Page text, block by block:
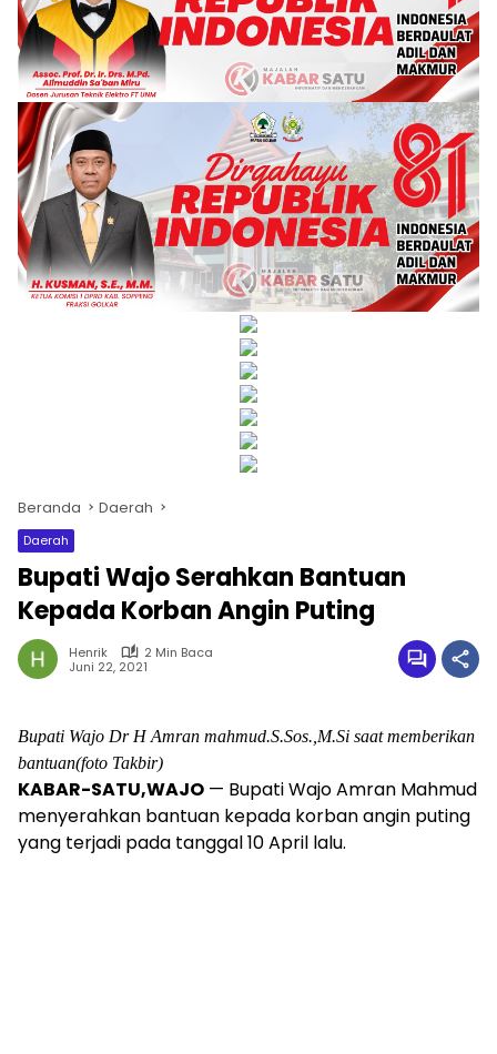
Beranda Daerah
Daerah
Bupati Wajo Serahkan Bantuan
Kepada Korban Angin Puting
Henrik
2 Min Baca
Juni 22, 2021
Bupati Wajo Dr H Amran mahmud.S.Sos.,M.Si saat memberikan
bantuan(foto Takbir)
KABAR-SATU,WAJO — Bupati Wajo Amran Mahmud
menyerahkan bantuan kepada korban angin puting
yang terjadi pada tanggal 10 April lalu.